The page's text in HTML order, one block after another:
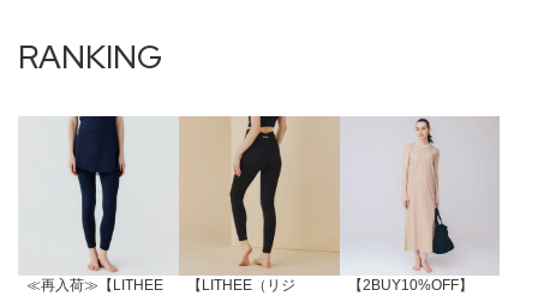
≪再入荷≫【LITHEE
【LITHEE（リジ
【2BUY10%OFF】